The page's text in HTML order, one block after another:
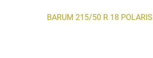
BARUM 215/50 R 18